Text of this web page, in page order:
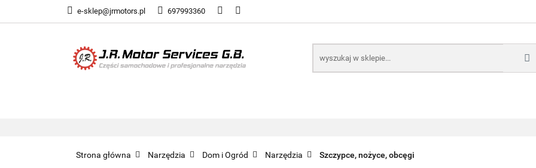
e-sklep@jrmotors.pl 697993360
UKŁADY PALIWOWE
KOMPONENTY ELEKTRONICZNE B2B
Strona główna Narzędzia Dom i Ogród Narzędzia Szczypce, nożyce, obcęgi